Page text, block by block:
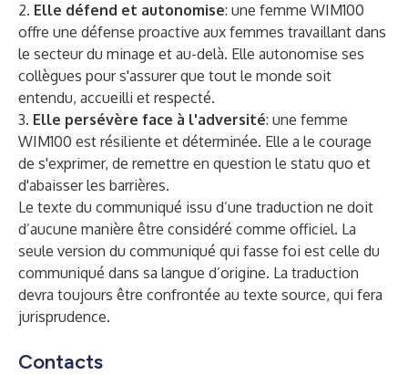
2. Elle défend et autonomise: une femme WIM100
offre une défense proactive aux femmes travaillant dans
le secteur du minage et au-delà. Elle autonomise ses
collègues pour s'assurer que tout le monde soit
entendu, accueilli et respecté.
3. Elle persévère face à l'adversité: une femme
WIM100 est résiliente et déterminée. Elle a le courage
de s'exprimer, de remettre en question le statu quo et
d'abaisser les barrières.
Le texte du communiqué issu d’une traduction ne doit
d’aucune manière être considéré comme officiel. La
seule version du communiqué qui fasse foi est celle du
communiqué dans sa langue d’origine. La traduction
devra toujours être confrontée au texte source, qui fera
jurisprudence.
Contacts